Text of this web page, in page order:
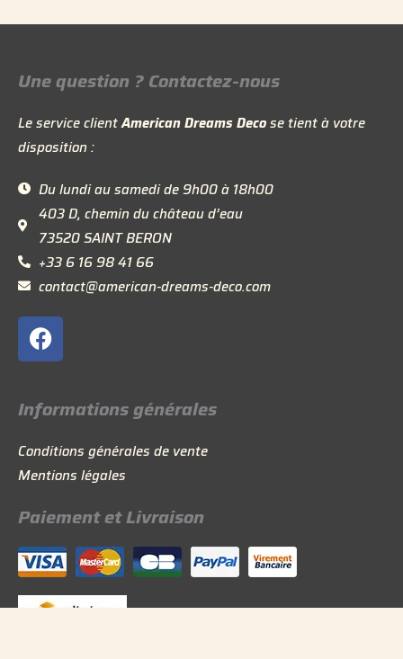
Une question ? Contactez-nous
Le service clientAmerican Dreams Decose tient à votre
disposition :
Du lundi au samedi de 9h00 à 18h00
403 D, chemin du château d’eau
73520 SAINT BERON
+33 6 16 98 41 66
contact@american-dreams-deco.com
F
a
c
e
b
o
o
k
Informations générales
Conditions générales de vente
Mentions légales
Paiement et Livraison